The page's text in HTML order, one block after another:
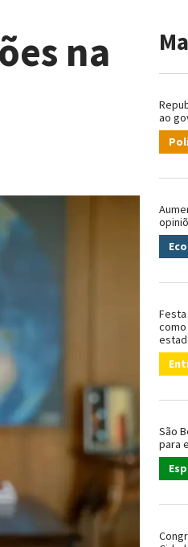
na
ao
São
para